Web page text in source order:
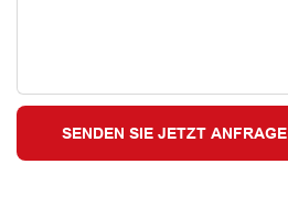
SENDEN SIE JETZT ANFRAGE